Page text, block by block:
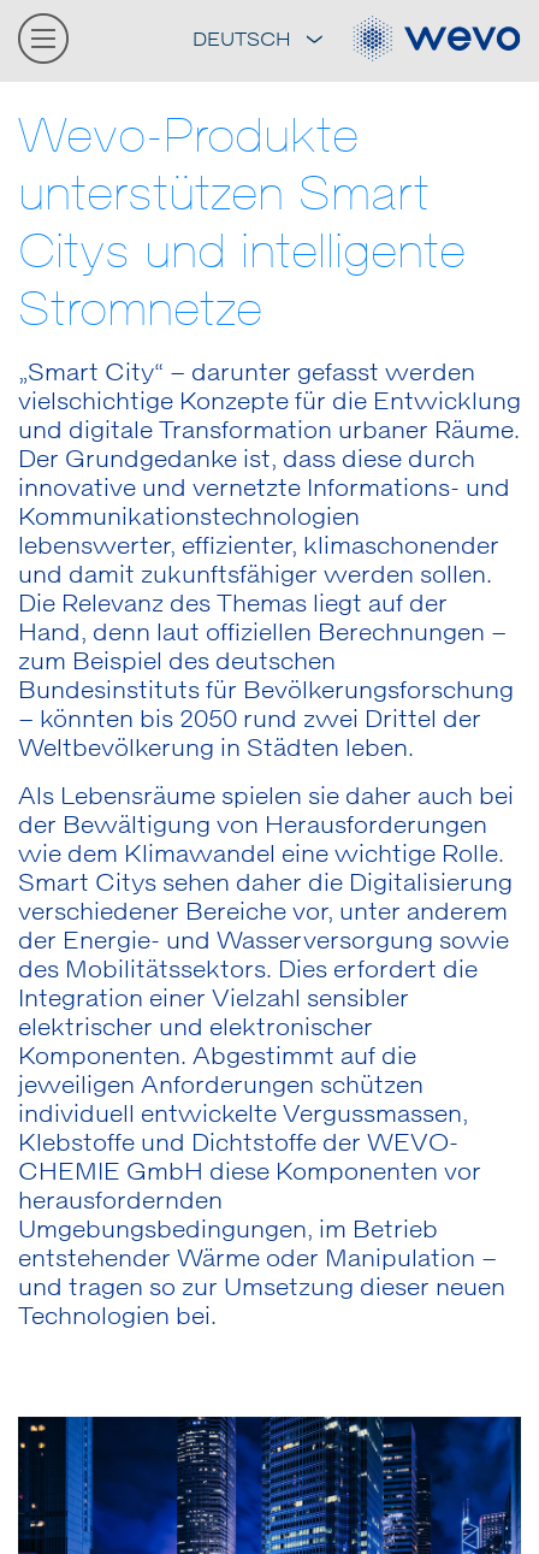
DEUTSCH
Wevo-Produkte
unterstützen Smart
Citys und intelligente
Stromnetze
„Smart City“ – darunter gefasst werden
vielschichtige Konzepte für die Entwicklung
und digitale Transformation urbaner Räume.
Der Grundgedanke ist, dass diese durch
innovative und vernetzte Informations- und
Kommunikationstechnologien
lebenswerter, effizienter, klimaschonender
und damit zukunftsfähiger werden sollen.
Die Relevanz des Themas liegt auf der
Hand, denn laut offiziellen Berechnungen –
zum Beispiel des deutschen
Bundesinstituts für Bevölkerungsforschung
– könnten bis 2050 rund zwei Drittel der
Weltbevölkerung in Städten leben.
Als Lebensräume spielen sie daher auch bei
der Bewältigung von Herausforderungen
wie dem Klimawandel eine wichtige Rolle.
Smart Citys sehen daher die Digitalisierung
verschiedener Bereiche vor, unter anderem
der Energie- und Wasserversorgung sowie
des Mobilitätssektors. Dies erfordert die
Integration einer Vielzahl sensibler
elektrischer und elektronischer
Komponenten. Abgestimmt auf die
jeweiligen Anforderungen schützen
individuell entwickelte Vergussmassen,
Klebstoffe und Dichtstoffe der WEVO-
CHEMIE GmbH diese Komponenten vor
herausfordernden
Umgebungsbedingungen, im Betrieb
entstehender Wärme oder Manipulation –
und tragen so zur Umsetzung dieser neuen
Technologien bei.